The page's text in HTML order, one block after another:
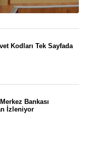
Kodları Tek Sayfada
Bankası
İzleniyor